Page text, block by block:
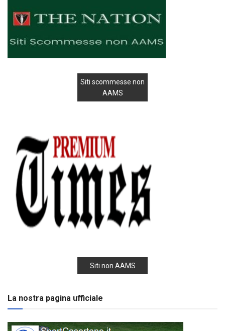
Siti scommesse non
AAMS
Siti non AAMS
La nostra pagina ufficiale